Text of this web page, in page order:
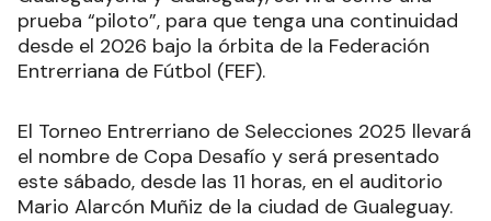
prueba “piloto”, para que tenga una continuidad
desde el 2026 bajo la órbita de la Federación
Entrerriana de Fútbol (FEF).
El Torneo Entrerriano de Selecciones 2025 llevará
el nombre de Copa Desafío y será presentado
este sábado, desde las 11 horas, en el auditorio
Mario Alarcón Muñiz de la ciudad de Gualeguay.